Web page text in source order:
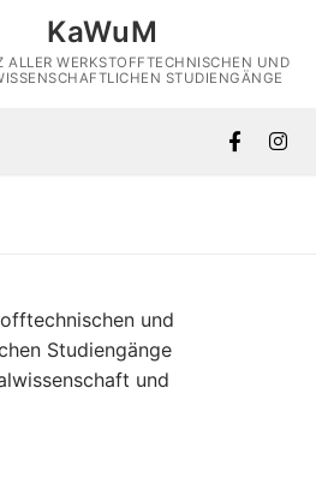
KaWuM
ALLER WERKSTOFFTECHNISCHEN UND
STUDIENGÄNGE
und
Studiengänge
und